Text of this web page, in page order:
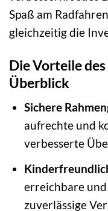
Spaß am
gleichzeitig die
Die Vorteile
Überblick
Sichere
aufrechte und
verbesserte
erreichbare
zuverlässige